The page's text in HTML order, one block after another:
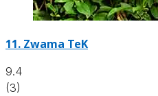
11. Zwama TeK
9.4
(3)